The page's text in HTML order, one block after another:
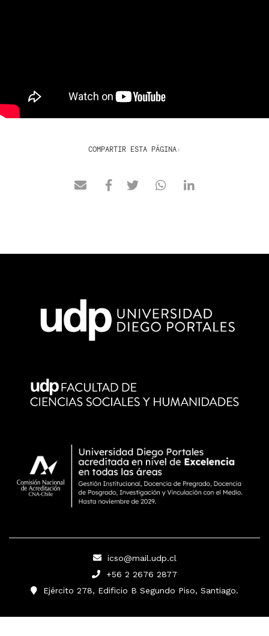
COMPARTIR ESTA PÁGINA:
icso@mail.udp.cl
+56 2 2676 2877
Ejército 278, Edificio B Segundo Piso, Santiago.